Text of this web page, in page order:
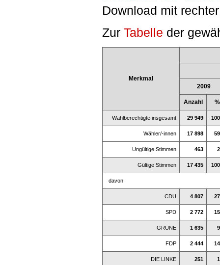
Download mit
ZurTabelle der
Merkmal
2009
Anzahl %
Wahlberechtigte insgesamt 29 949
Wähler/-innen 17 898
Ungültige Stimmen 463
Gültige Stimmen 17 435
davon
CDU 4 807
SPD 2 772
GRÜNE 1 635
FDP 2 444
DIE LINKE 251